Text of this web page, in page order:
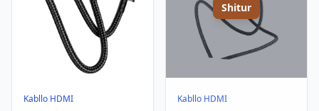
Kabllo HDMI
Shitur
Kabllo HDMI